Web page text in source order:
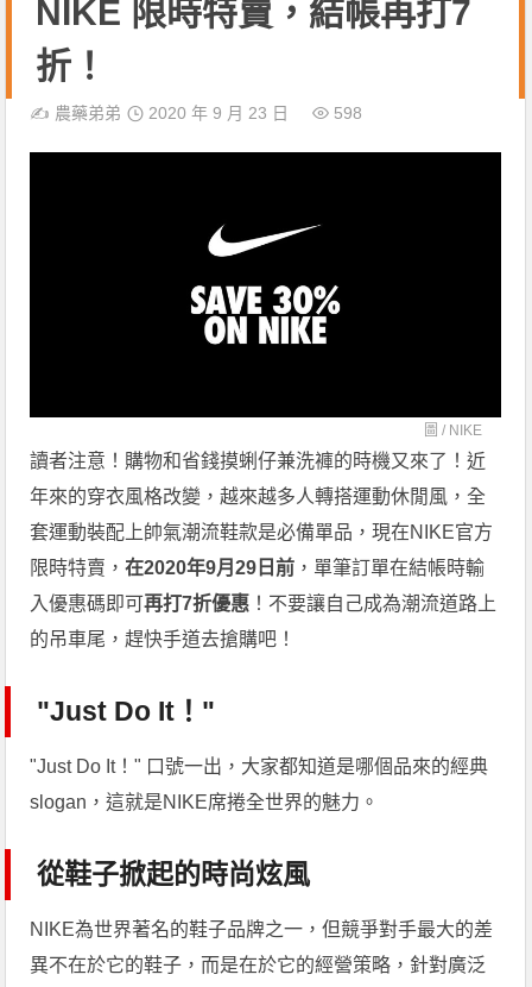
NIKE 限時特賣，結帳再打7
折！
✍️ 農藥弟弟 2020 年 9 月 23 日 598
圖 / NIKE
讀者注意！購物和省錢摸蜊仔兼洗褲的時機又來了！近
年來的穿衣風格改變，越來越多人轉搭運動休閒風，全
套運動裝配上帥氣潮流鞋款是必備單品，現在NIKE官方
限時特賣，在2020年9月29日前 ，單筆訂單在結帳時輸
入優惠碼即可再打7折優惠 ！不要讓自己成為潮流道路上
的吊車尾，趕快手道去搶購吧！
"Just Do It！"
"Just Do It！" 口號一出，大家都知道是哪個品來的經典
slogan，這就是NIKE席捲全世界的魅力。
從鞋子掀起的時尚炫風
NIKE為世界著名的鞋子品牌之一，但競爭對手最大的差
異不在於它的鞋子，而是在於它的經營策略，針對廣泛